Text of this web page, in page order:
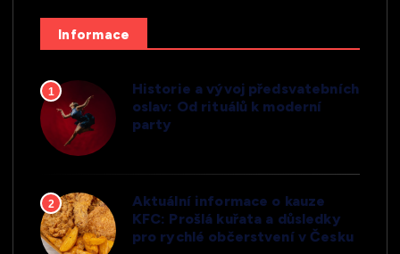
Informace
1
Historie a vývoj předsvatebních
oslav: Od rituálů k moderní
party
2
Aktuální informace o kauze
KFC: Prošlá kuřata a důsledky
pro rychlé občerstvení v Česku